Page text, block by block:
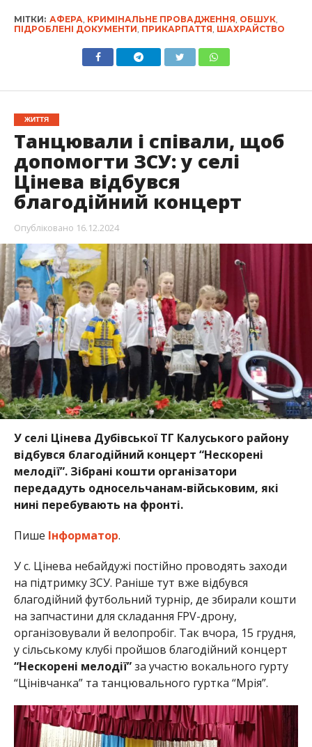
МІТКИ: АФЕРА КРИМІНАЛЬНЕ ПРОВАДЖЕННЯ ОБШУК,
ПІДРОБЛЕНІ ДОКУМЕНТИ ПРИКАРПАТТЯ ШАХРАЙСТВО
ЖИТТЯ
Танцювали і співали, щоб
допомогти ЗСУ: у селі
Цінева відбувся
благодійний концерт
Опубліковано 16.12.2024
У селі Цінева Дубівської ТГ Калуського району
відбувся благодійний концерт “Нескорені
мелодії”. Зібрані кошти організатори
передадуть односельчанам-військовим, які
нині перебувають на фронті.
Пише Інформатор.
У с. Цінева небайдужі постійно проводять заходи
на підтримку ЗСУ. Раніше тут вже відбувся
благодійний футбольний турнір, де збирали кошти
на запчастини для складання FPV-дрону,
організовували й велопробіг. Так вчора, 15 грудня,
у cільському клубі пройшов благодійний концерт
“Нескорені мелодії”за участю вокального гурту
“Цінівчанка” та танцювального гуртка “Мрія”.